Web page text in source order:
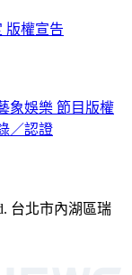
版權宣告
象娛樂 節目版權
／認證
台北市內湖區瑞